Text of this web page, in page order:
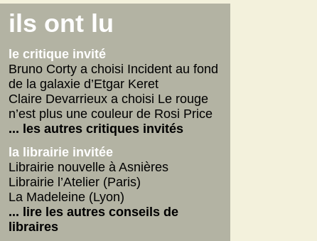
Connemara
La fabrique des pervers
Journal d'un écrivain
... lire les autres
on n'aurait pas dû
Vie de Gérard Fulmard
La tempête qui vient
Stupor Mundi
... lire les autres
internautes
Yoga
Betty
ils ont lu
le critique invité
Bruno Corty a choisi Incident au fond
de la galaxie d’Etgar Keret
Claire Devarrieux a choisi Le rouge
n’est plus une couleur de Rosi Price
... les autres critiques invités
la librairie invitée
Librairie nouvelle à Asnières
Librairie l’Atelier (Paris)
La Madeleine (Lyon)
... lire les autres conseils de
libraires